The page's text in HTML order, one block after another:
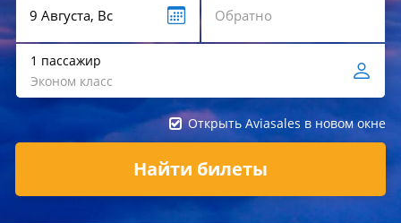
1 пассажир
Эконом класс
Открыть Aviasales в новом окне
Найти билеты